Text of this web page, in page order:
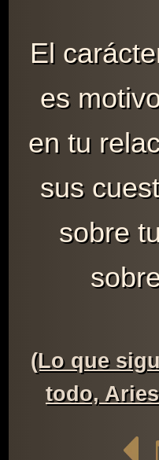
El
es
en tu
sus
sobre
(Lo que
todo,